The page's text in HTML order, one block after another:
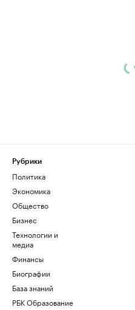
Рубрики
Политика
Экономика
Общество
Бизнес
Технологии и
медиа
Финансы
Биографии
База знаний
РБК Образование